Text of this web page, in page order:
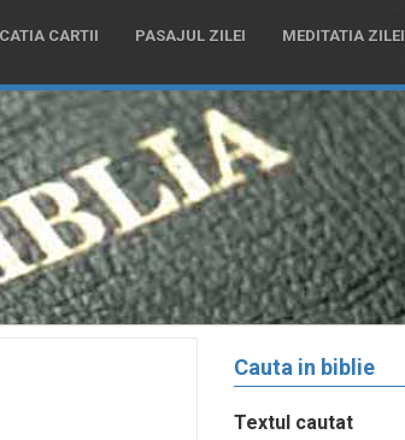
CARTII PASAJUL ZILEI MEDITATIA ZILEI
Cauta in biblie
Textul cautat